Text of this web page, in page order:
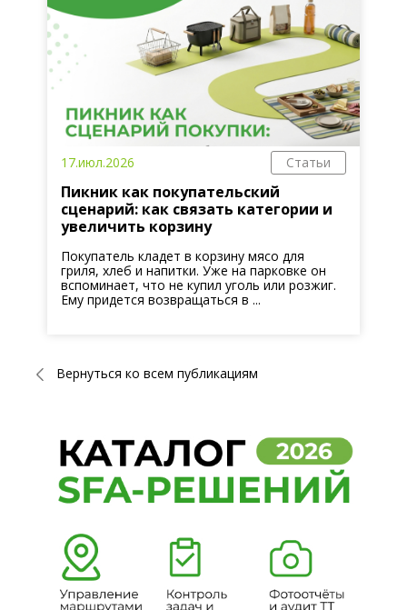
17.июл.2026 Статьи
Пикник как покупательский
сценарий: как связать категории и
увеличить корзину
Покупатель кладет в корзину мясо для
гриля, хлеб и напитки. Уже на парковке он
вспоминает, что не купил уголь или розжиг.
Ему придется возвращаться в ...
Вернуться ко всем публикациям